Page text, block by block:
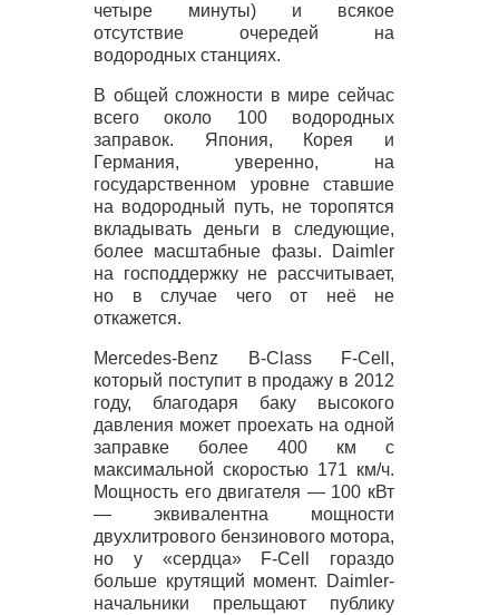
четыре минуты) и всякое
отсутствие очередей на
водородных станциях.
В общей сложности в мире сейчас
всего около 100 водородных
заправок. Япония, Корея и
Германия, уверенно, на
государственном уровне ставшие
на водородный путь, не торопятся
вкладывать деньги в следующие,
более масштабные фазы. Daimler
на господдержку не рассчитывает,
но в случае чего от неё не
откажется.
Mercedes-Benz B-Class F-Cell,
который поступит в продажу в 2012
году, благодаря баку высокого
давления может проехать на одной
заправке более 400 км с
максимальной скоростью 171 км/ч.
Мощность его двигателя — 100 кВт
— эквивалентна мощности
двухлитрового бензинового мотора,
но у «сердца» F-Cell гораздо
больше крутящий момент. Daimler-
начальники прельщают публику